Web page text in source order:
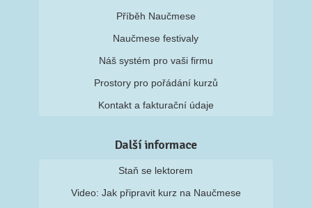
Příběh Naučmese
Naučmese festivaly
Náš systém pro vaši firmu
Prostory pro pořádání kurzů
Kontakt a fakturační údaje
Další informace
Staň se lektorem
Video: Jak připravit kurz na Naučmese